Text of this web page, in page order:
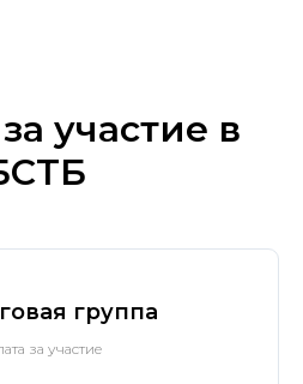
участие в
группа
за участие